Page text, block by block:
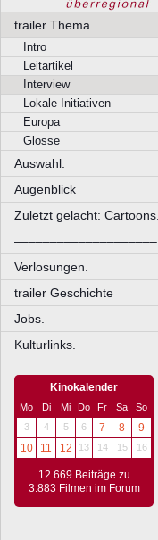
trailer Thema.
Intro
Leitartikel
Interview
Lokale Initiativen
Europa
Glosse
Auswahl.
Augenblick
Zuletzt gelacht: Cartoons.
––––––––––––––––––––
Verlosungen.
trailer Geschichte
Jobs.
Kulturlinks.
Kinokalender
Mo Di Mi Do Fr Sa
So
3
4 5 6 7 8
9
10
11 12 13 14 15 16
12.669 Beiträge zu
3.883 Filmen im Forum